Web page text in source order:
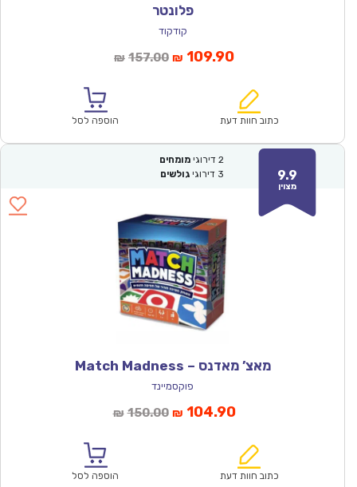
פלונטר
קודקוד
₪ 157.00המחיר
₪157.00.
₪ 109.90המחיר
הוא:
כתוב חוות דעת הוספה לסל
9.9
מצוין
2 דירוגי מומחים
3 דירוגי גולשים
מאצ’ מאדנס – Match Madness
פוקסמיינד
₪ 150.00המחיר
₪150.00.
₪ 104.90המחיר
הוא:
כתוב חוות דעת הוספה לסל